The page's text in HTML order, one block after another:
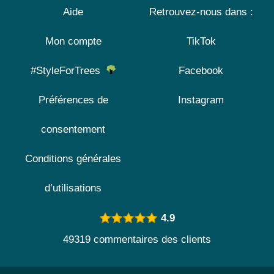
Aide
Mon compte
#StyleForTrees
Préférences de
consentement
Conditions générales
d’utilisations
Retrouvez-nous dans :
TikTok
Facebook
Instagram
4.9
49319 commentaires des clients